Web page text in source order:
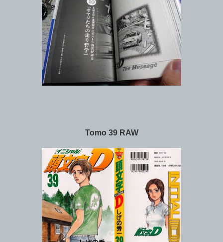
Tomo 39 RAW